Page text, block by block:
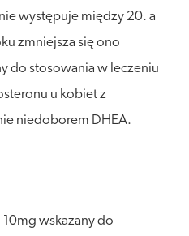
występuje między 20. a
zmniejsza się ono
do stosowania w leczeniu
u kobiet z
niedoborem DHEA.
wskazany do